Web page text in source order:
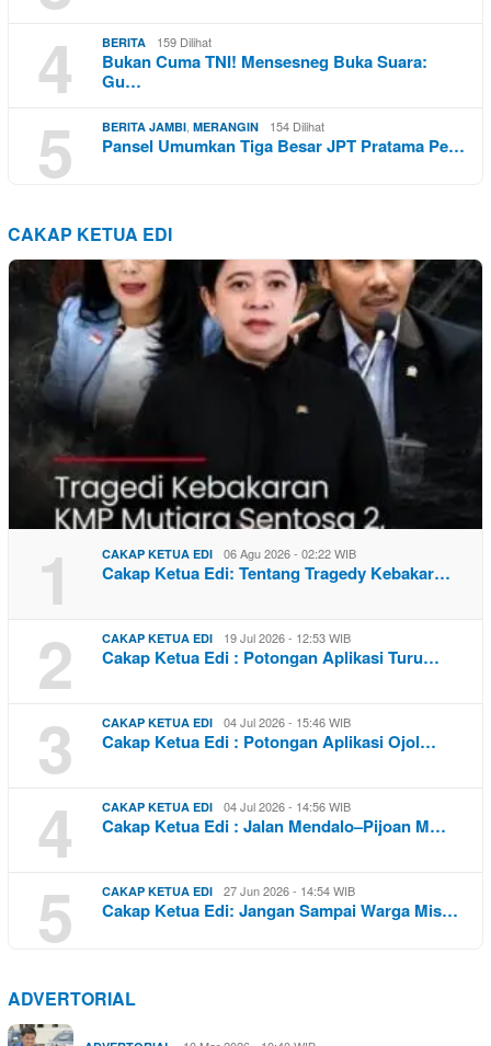
4
BERITA 159 Dilihat
Bukan Cuma TNI! Mensesneg Buka Suara:
Gu…
5 BERITA JAMBI, MERANGIN 154 Dilihat
Pansel Umumkan Tiga Besar JPT Pratama Pe…
CAKAP KETUA EDI
1 CAKAP KETUA EDI 06 Agu 2026 - 02:22 WIB
Cakap Ketua Edi: Tentang Tragedy Kebakar…
2 CAKAP KETUA EDI 19 Jul 2026 - 12:53 WIB
Cakap Ketua Edi : Potongan Aplikasi Turu…
3 CAKAP KETUA EDI 04 Jul 2026 - 15:46 WIB
Cakap Ketua Edi : Potongan Aplikasi Ojol…
4 CAKAP KETUA EDI 04 Jul 2026 - 14:56 WIB
Cakap Ketua Edi : Jalan Mendalo–Pijoan M…
5 CAKAP KETUA EDI 27 Jun 2026 - 14:54 WIB
Cakap Ketua Edi: Jangan Sampai Warga Mis…
ADVERTORIAL